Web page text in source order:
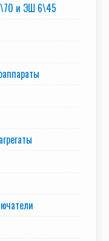
и ЭШ 6\45